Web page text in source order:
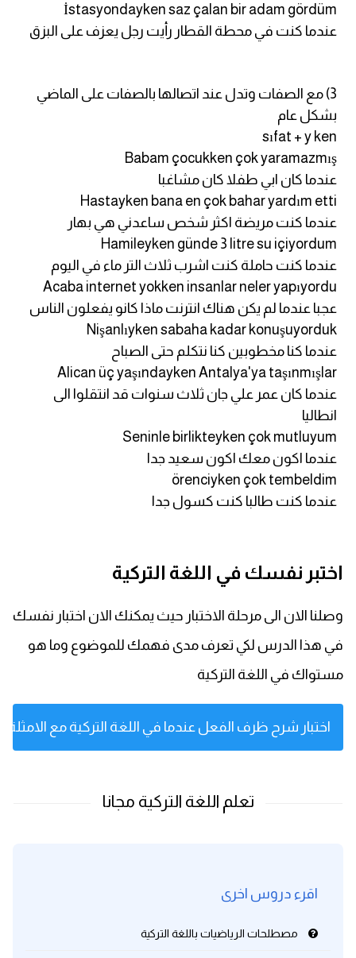
İstasyondayken saz çalan bir adam gördüm
عندما كنت في محطة القطار رأيت رجل يعزف على البزق
3) مع الصفات وتدل عند اتصالها بالصفات على الماضي
بشكل عام
sıfat + y ken
Babam çocukken çok yaramazmış
عندما كان ابي طفلا كان مشاغبا
Hastayken bana en çok bahar yardım etti
عندما كنت مريضة اكثر شخص ساعدني هي بهار
Hamileyken günde 3 litre su içiyordum
عندما كنت حاملة كنت اشرب ثلاث التر ماء في اليوم
Acaba internet yokken insanlar neler yapıyordu
عجبا عندما لم يكن هناك انترنت ماذا كانو يفعلون الناس
Nişanlıyken sabaha kadar konuşuyorduk
عندما كنا مخطوبين كنا نتكلم حتى الصباح
Alican üç yaşındayken Antalya'ya taşınmışlar
عندما كان عمر علي جان ثلاث سنوات قد انتقلوا الى
انطاليا
Seninle birlikteyken çok mutluyum
عندما اكون معك اكون سعيد جدا
örenciyken çok tembeldim
عندما كنت طالبا كنت كسول جدا
اختبر نفسك في اللغة التركية
وصلنا الان الى مرحلة الاختبار حيث يمكنك الان اختبار نفسك
في هذا الدرس لكي تعرف مدى فهمك للموضوع وما هو
مستواك في اللغة التركية
اختبار شرح ظرف الفعل عندما في اللغة التركية مع الامثلة
اقرء دروس اخرى
مصطلحات الرياضيات باللغة التركية